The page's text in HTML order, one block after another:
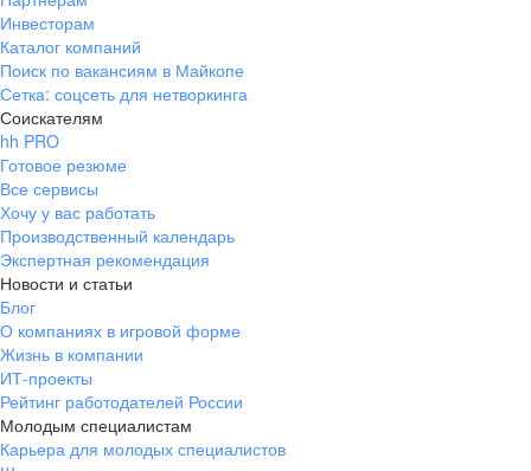
Инвесторам
Каталог компаний
Поиск по вакансиям в Майкопе
Сетка: соцсеть для нетворкинга
Соискателям
hh PRO
Готовое резюме
Все сервисы
Хочу у вас работать
Производственный календарь
Экспертная рекомендация
Новости и статьи
Блог
О компаниях в игровой форме
Жизнь в компании
ИТ-проекты
Рейтинг работодателей России
Молодым специалистам
Карьера для молодых специалистов